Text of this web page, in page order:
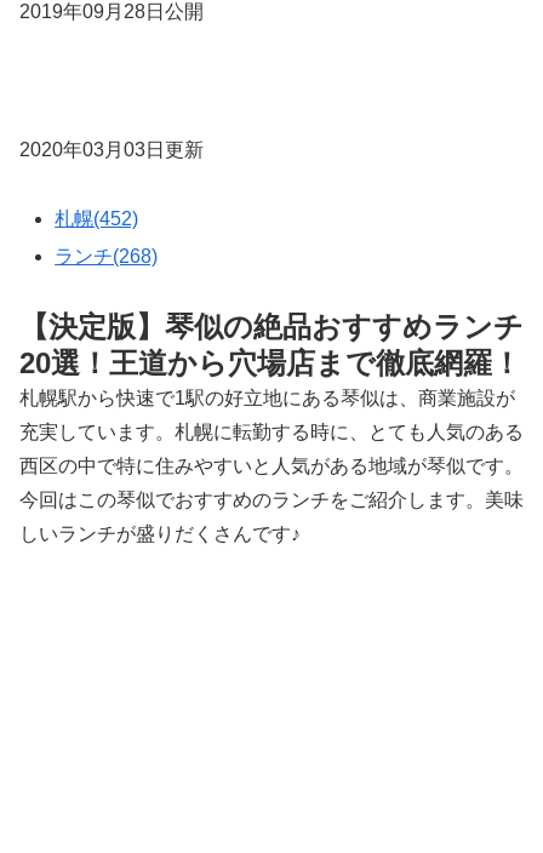
2019年09月28日公開
2020年03月03日更新
札幌(452)
ランチ(268)
【決定版】琴似の絶品おすすめランチ
20選！王道から穴場店まで徹底網羅！
札幌駅から快速で1駅の好立地にある琴似は、商業施設が
充実しています。札幌に転勤する時に、とても人気のある
西区の中で特に住みやすいと人気がある地域が琴似です。
今回はこの琴似でおすすめのランチをご紹介します。美味
しいランチが盛りだくさんです♪